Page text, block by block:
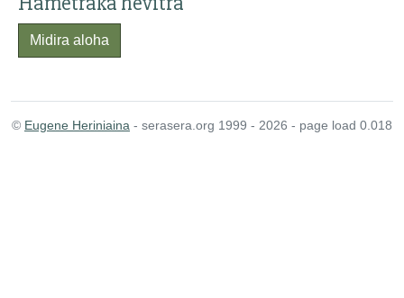
Midira aloha
© Eugene Heriniaina - serasera.org 1999 - 2026 - page load 0.018